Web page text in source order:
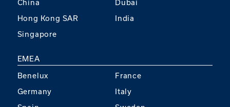
China
Dubai
Hong Kong SAR
India
Singapore
EMEA
Benelux
France
Germany
Italy